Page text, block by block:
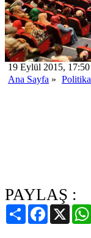
19 Eylül 2015, 17:50
Ana Sayfa » Politika
PAYLAŞ :
PaylaşFacebook
X